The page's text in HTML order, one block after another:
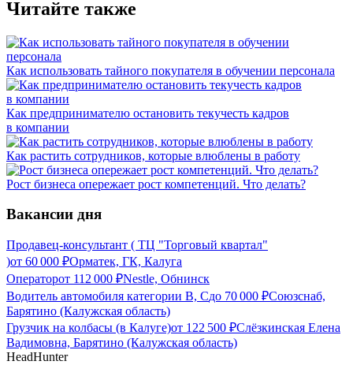
Читайте также
Как использовать тайного покупателя‎ в обучении персонала
Как предпринимателю остановить текучесть кадров
в компании
Как растить сотрудников, которые влюблены в работу
Рост бизнеса опережает рост компетенций. Что делать?
Вакансии дня
Продавец-консультант ( ТЦ "Торговый квартал"
)от 60 000 ₽Орматек, ГК, Калуга
Операторот 112 000 ₽Nestle, Обнинск
Водитель автомобиля категории В, Сдо 70 000 ₽Союзснаб,
Барятино (Калужская область)
Грузчик на колбасы (в Калуге)от 122 500 ₽Слёзкинская Елена
Вадимовна, Барятино (Калужская область)
HeadHunter